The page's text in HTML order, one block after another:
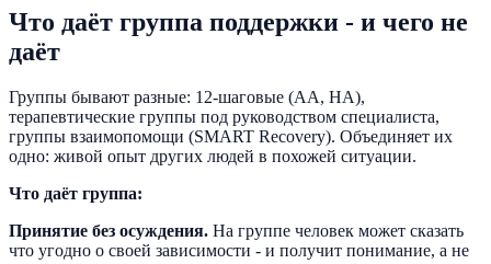
Что даёт группа поддержки - и чего не
даёт
Группы бывают разные: 12-шаговые (АА, НА),
терапевтические группы под руководством специалиста,
группы взаимопомощи (SMART Recovery). Объединяет их
одно: живой опыт других людей в похожей ситуации.
Что даёт группа:
Принятие без осуждения. На группе человек может сказать
что угодно о своей зависимости - и получит понимание, а не